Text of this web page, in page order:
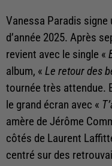
Vanessa Paradis
d’année 2025. Après
revient avec le single «
album, « Le retour des
tournée très attendue.
le grand écran avec «
amère de Jérôme
côtés de Laurent
centré sur des